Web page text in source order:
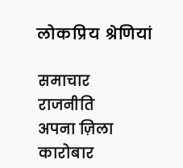
लोकप्रिय श्रेणियां
समाचार
राजनीति
अपना ज़िला
कारोबार